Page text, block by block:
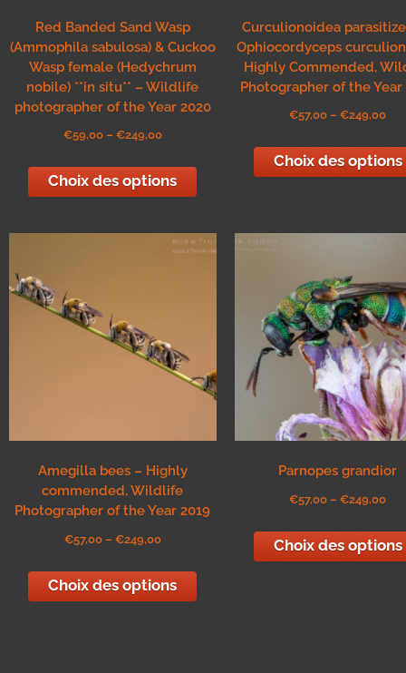
Red Banded Sand Wasp
(Ammophila sabulosa) & Cuckoo
Wasp female (Hedychrum
nobile) **in situ** – Wildlife
photographer of the Year 2020
€59,00– €249,00
Choix des options
Curculionoidea
Ophiocordyceps
Highly Commended,
Photographer of the Year
€57,00 –€249,00
Choix des options
Amegilla bees – Highly
commended, Wildlife
Photographer of the Year 2019
€57,00– €249,00
Choix des options
Parnopes grandior
€57,00 –€249,00
Choix des options